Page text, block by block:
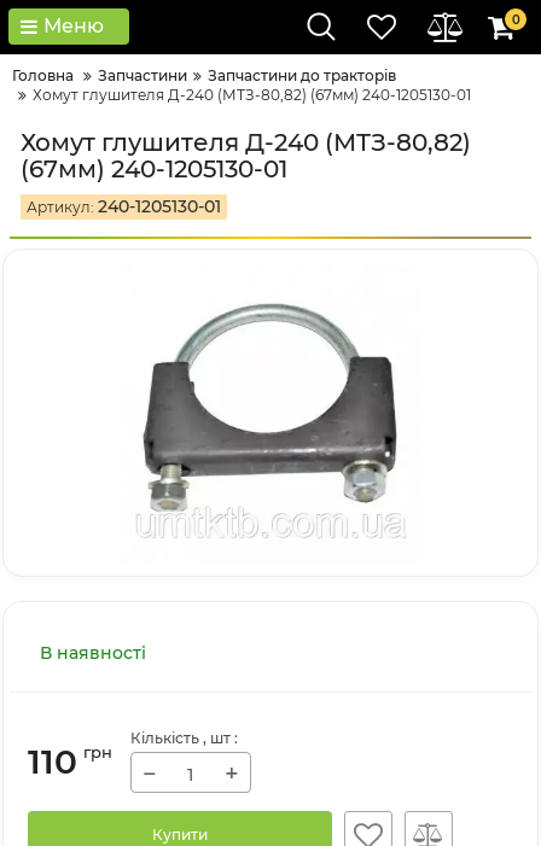
Меню 0
Головна Запчастини
Запчастини до тракторів
Хомут глушителя Д-240 (МТЗ-80,82) (67мм) 240-1205130-01
Хомут глушителя Д-240 (МТЗ-80,82)
(67мм) 240-1205130-01
Артикул: 240-1205130-01
В наявності
110 грн
Кількість , шт :
− +
Купити